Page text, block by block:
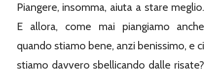
Piangere, insomma, aiuta a stare meglio.
E allora, come mai piangiamo anche
quando stiamo bene, anzi benissimo, e ci
stiamo davvero sbellicando dalle risate?